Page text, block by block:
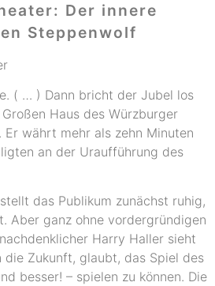
Der innere
Steppenwolf
( … ) Dann bricht der Jubel los
Haus des Würzburger
Er währt mehr als zehn Minuten
an der Uraufführung des
das Publikum zunächst ruhig,
Aber ganz ohne vordergründigen
Harry Haller sieht
die Zukunft, glaubt, das Spiel des
besser! – spielen zu können. Die